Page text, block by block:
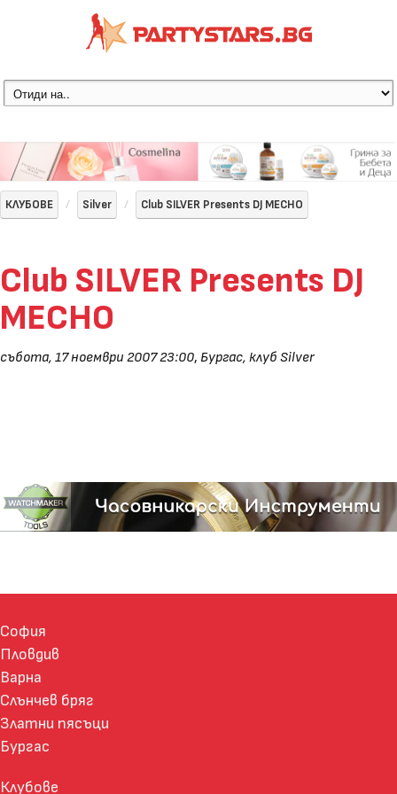
КЛУБОВЕ Silver Club SILVER Presents DJ MECHO
Club SILVER Presents DJ
MECHO
събота, 17 ноември 2007 23:00, Бургас, клуб Silver
София
Пловдив
Варна
Слънчев бряг
Златни пясъци
Бургас
Клубове